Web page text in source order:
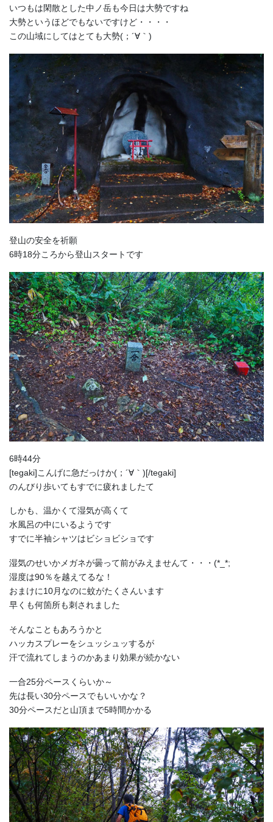
いつもは閑散とした中ノ岳も今日は大勢ですね
大勢というほどでもないですけど・・・・
この山域にしてはとても大勢(；´∀｀)
登山の安全を祈願
6時18分ころから登山スタートです
6時44分
[tegaki]こんげに急だっけか(；´∀｀)[/tegaki]
のんびり歩いてもすでに疲れましたて
しかも、温かくて湿気が高くて
水風呂の中にいるようです
すでに半袖シャツはビショビショです
湿気のせいかメガネが曇って前がみえませんて・・・(*_*;
湿度は90％を越えてるな！
おまけに10月なのに蚊がたくさんいます
早くも何箇所も刺されました
そんなこともあろうかと
ハッカスプレーをシュッシュッするが
汗で流れてしまうのかあまり効果が続かない
一合25分ペースくらいか～
先は長い30分ペースでもいいかな？
30分ペースだと山頂まで5時間かかる